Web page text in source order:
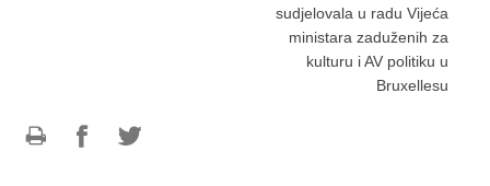
sudjelovala u radu Vijeća
ministara zaduženih za
kulturu i AV politiku u
Bruxellesu